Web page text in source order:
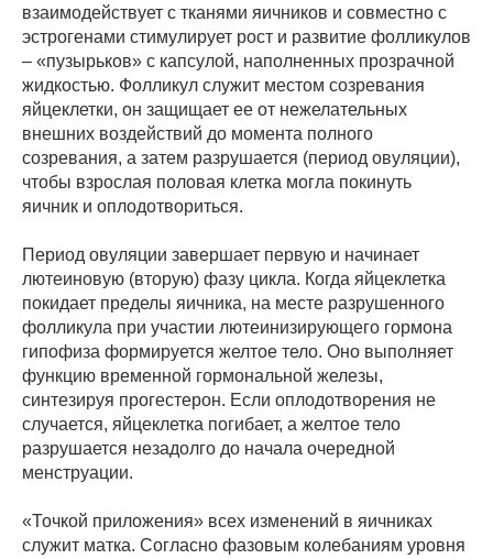
взаимодействует с тканями яичников и совместно с
эстрогенами стимулирует рост и развитие фолликулов
– «пузырьков» с капсулой, наполненных прозрачной
жидкостью. Фолликул служит местом созревания
яйцеклетки, он защищает ее от нежелательных
внешних воздействий до момента полного
созревания, а затем разрушается (период овуляции),
чтобы взрослая половая клетка могла покинуть
яичник и оплодотвориться.
Период овуляции завершает первую и начинает
лютеиновую (вторую) фазу цикла. Когда яйцеклетка
покидает пределы яичника, на месте разрушенного
фолликула при участии лютеинизирующего гормона
гипофиза формируется желтое тело. Оно выполняет
функцию временной гормональной железы,
синтезируя прогестерон. Если оплодотворения не
случается, яйцеклетка погибает, а желтое тело
разрушается незадолго до начала очередной
менструации.
«Точкой приложения» всех изменений в яичниках
служит матка. Согласно фазовым колебаниям уровня